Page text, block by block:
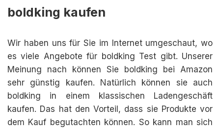
boldking kaufen
Wir haben uns für Sie im Internet umgeschaut, wo
es viele Angebote für boldking Test gibt. Unserer
Meinung nach können Sie boldking bei Amazon
sehr günstig kaufen. Natürlich können sie auch
boldking in einem klassischen Ladengeschäft
kaufen. Das hat den Vorteil, dass sie Produkte vor
dem Kauf begutachten können. So kann man sich